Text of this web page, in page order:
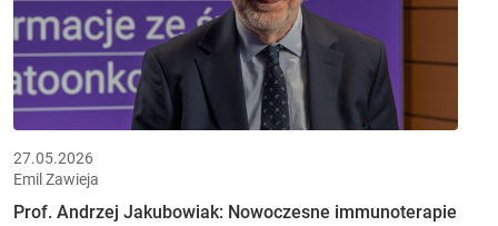
27.05.2026
Emil Zawieja
Prof. Andrzej Jakubowiak: Nowoczesne immunoterapie